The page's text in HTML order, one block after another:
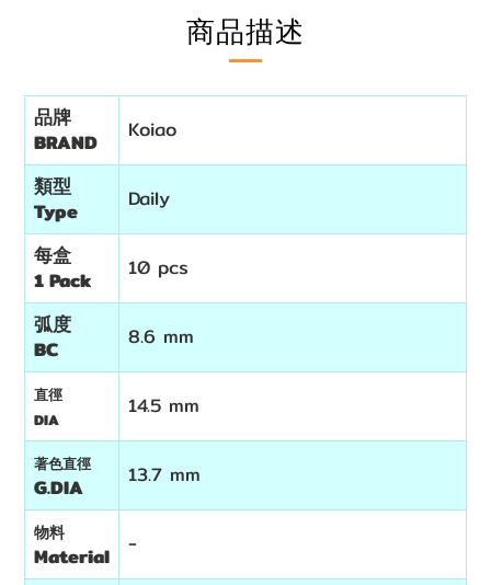
商品描述
品牌
BRAND
Koiao
類型
Type
Daily
每盒
1 Pack
10 pcs
弧度
BC
8.6 mm
直徑
DIA
14.5 mm
著色直徑
G.DIA 13.7 mm
物料
Material
-